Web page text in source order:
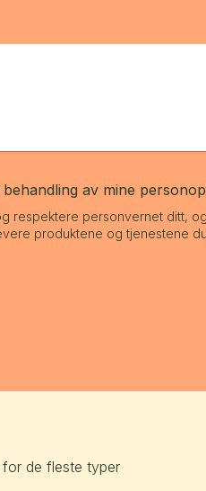
av mine
respektere personvernet ditt,
produktene og tjenestene
de fleste typer